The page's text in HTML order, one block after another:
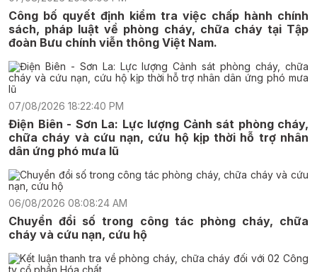
Công bố quyết định kiểm tra việc chấp hành chính
sách, pháp luật về phòng cháy, chữa cháy tại Tập
đoàn Bưu chính viễn thông Việt Nam.
07/08/2026 18:22:40 PM
Điện Biên - Sơn La: Lực lượng Cảnh sát phòng cháy,
chữa cháy và cứu nạn, cứu hộ kịp thời hỗ trợ nhân
dân ứng phó mưa lũ
06/08/2026 08:08:24 AM
Chuyển đổi số trong công tác phòng cháy, chữa
cháy và cứu nạn, cứu hộ